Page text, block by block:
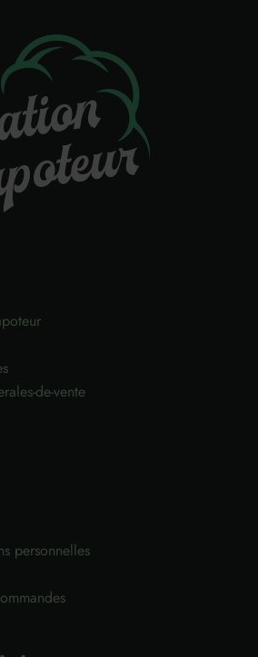
de-vente
personnelles